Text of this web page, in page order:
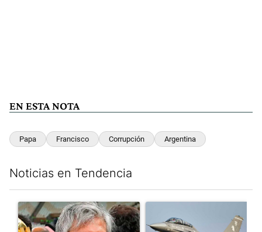
EN ESTA NOTA
Papa Francisco Corrupción Argentina
Noticias en Tendencia
Un artículo de tendencia con el título "Murió Jorge Messi, el